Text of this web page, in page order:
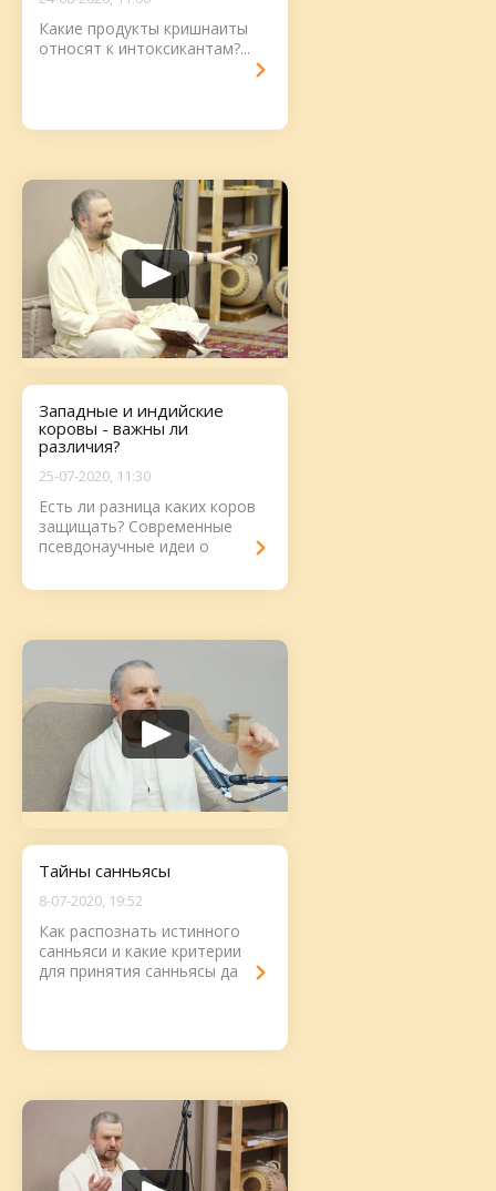
Какие продукты кришнаиты
относят к интоксикантам?...
Западные и индийские
коровы - важны ли
различия?
25-07-2020, 11:30
Есть ли разница каких коров
защищать? Современные
псевдонаучные идеи о
Тайны санньясы
8-07-2020, 19:52
Как распознать истинного
санньяси и какие критерии
для принятия санньясы дают